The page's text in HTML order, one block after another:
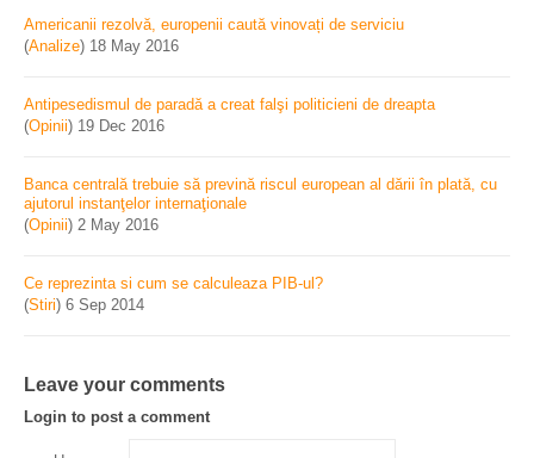
Americanii rezolvă, europenii caută vinovați de serviciu
(Analize) 18 May 2016
Antipesedismul de paradă a creat falşi politicieni de dreapta
(Opinii) 19 Dec 2016
Banca centrală trebuie să prevină riscul european al dării în plată, cu
ajutorul instanţelor internaţionale
(Opinii) 2 May 2016
Ce reprezinta si cum se calculeaza PIB-ul?
(Stiri) 6 Sep 2014
Leave your comments
Login to post a comment